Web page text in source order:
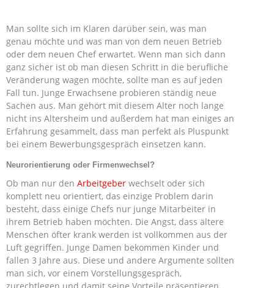
Man sollte sich im Klaren darüber sein, was man
genau möchte und was man von dem neuen Betrieb
oder dem neuen Chef erwartet. Wenn man sich dann
ganz sicher ist ob man diesen Schritt in die berufliche
Veränderung wagen möchte, sollte man es auf jeden
Fall tun. Junge Erwachsene probieren ständig neue
Sachen aus. Man gehört mit diesem Alter noch lange
nicht ins Altersheim und außerdem hat man einiges an
Erfahrung gesammelt, dass man perfekt als Pluspunkt
bei einem Bewerbungsgespräch einsetzen kann.
Neurorientierung oder Firmenwechsel?
Ob man nur den Arbeitgeber wechselt oder sich
komplett neu orientiert, das einzige Problem darin
besteht, dass einige Chefs nur junge Mitarbeiter in
ihrem Betrieb haben möchten. Die Angst, dass ältere
Menschen öfter krank werden ist vollkommen aus der
Luft gegriffen. Junge Damen bekommen Kinder und
fallen 3 Jahre aus. Diese und andere Argumente sollten
man sich, vor einem Vorstellungsgespräch,